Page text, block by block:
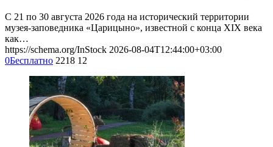
С 21 по 30 августа 2026 года на исторический территории
музея-заповедника «Царицыно», известной с конца XIX века
как…
https://schema.org/InStock 2026-08-04T12:44:00+03:00
0Бесплатно 2218 12